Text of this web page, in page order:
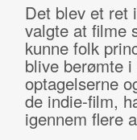
Det blev et ret
valgte at filme
kunne folk
blive berømte
optagelserne
de indie-film,
igennem flere